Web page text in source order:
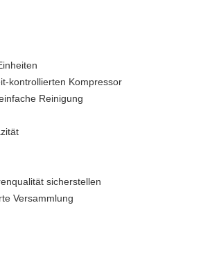
kontrollierten Kompressor
Reinigung
sicherstellen
Versammlung